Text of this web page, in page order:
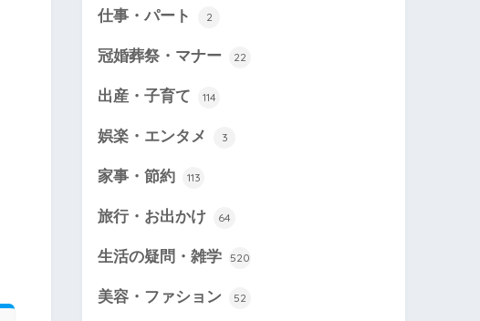
仕事・パート 2
冠婚葬祭・マナー 22
出産・子育て 114
娯楽・エンタメ 3
家事・節約 113
旅行・お出かけ 64
生活の疑問・雑学 520
美容・ファション 52